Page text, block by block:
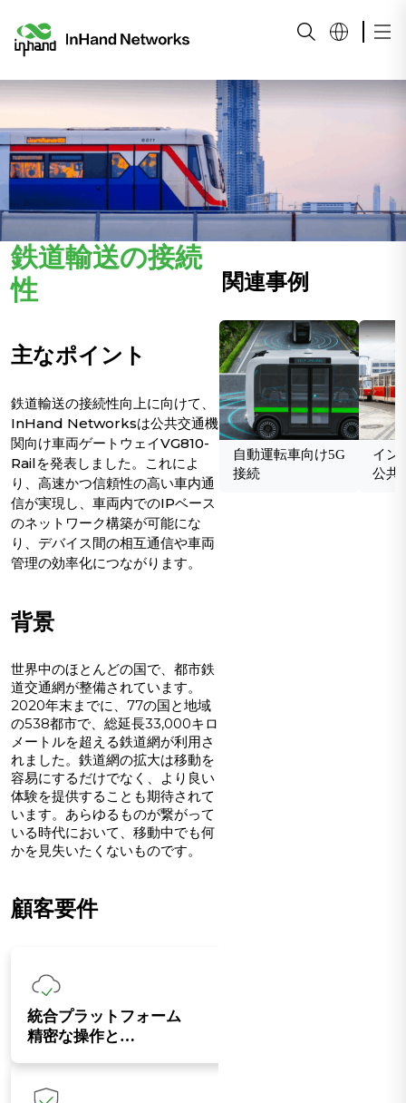
鉄道輸送の接続
性
主なポイント
鉄道輸送の接続性向上に向けて、
InHand Networksは公共交通機
関向け車両ゲートウェイVG810-
Railを発表しました。これによ
り、高速かつ信頼性の高い車内通
信が実現し、車両内でのIPベース
のネットワーク構築が可能にな
り、デバイス間の相互通信や車両
管理の効率化につながります。
背景
世界中のほとんどの国で、都市鉄
道交通網が整備されています。
2020年末までに、77の国と地域
の538都市で、総延長33,000キロ
メートルを超える鉄道網が利用さ
れました。鉄道網の拡大は移動を
容易にするだけでなく、より良い
体験を提供することも期待されて
います。あらゆるものが繋がって
いる時代において、移動中でも何
かを見失いたくないものです。
顧客要件
統合プラットフォーム
精密な操作と…
関連事例
自動運転車向け5G
接続
イン
公共